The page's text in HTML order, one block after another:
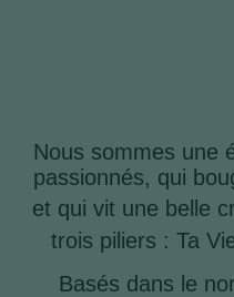
Nous sommes une
passionnés, qui
et qui vit une belle
trois piliers : Ta
Basés dans le